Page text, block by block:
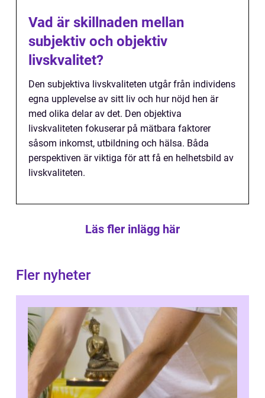
Vad är skillnaden mellan
subjektiv och objektiv
livskvalitet?
Den subjektiva livskvaliteten utgår från individens
egna upplevelse av sitt liv och hur nöjd hen är
med olika delar av det. Den objektiva
livskvaliteten fokuserar på mätbara faktorer
såsom inkomst, utbildning och hälsa. Båda
perspektiven är viktiga för att få en helhetsbild av
livskvaliteten.
Läs fler inlägg här
Fler nyheter